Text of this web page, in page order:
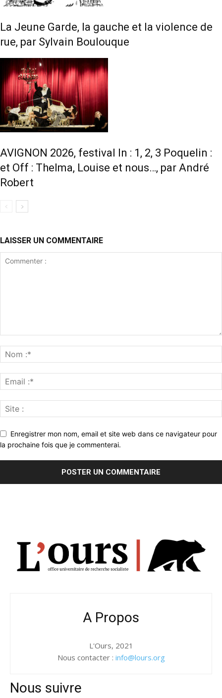
La Jeune Garde, la gauche et la violence de
rue, par Sylvain Boulouque
AVIGNON 2026, festival In : 1, 2, 3 Poquelin :
et Off : Thelma, Louise et nous…, par André
Robert
LAISSER UN COMMENTAIRE
Enregistrer mon nom, email et site web dans ce navigateur pour
la prochaine fois que je commenterai.
A Propos
L'Ours, 2021
Nous contacter : info@lours.org
Nous suivre